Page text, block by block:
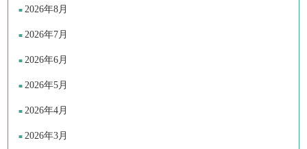
2026年8月
2026年7月
2026年6月
2026年5月
2026年4月
2026年3月